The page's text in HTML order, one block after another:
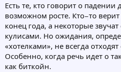
Есть те, кто говорит о падении
возможном росте. Кто−то
конец года, а некоторые
кулисами. Но ожидания,
«хотелками», не всегда
Особенно, когда речь идет о
как биткойн.